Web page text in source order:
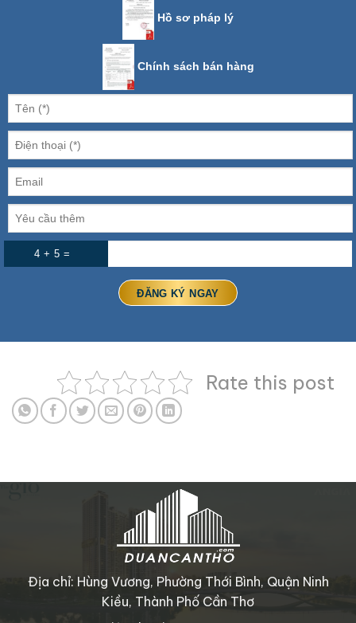
Hồ sơ pháp lý
Chính sách bán hàng
4 + 5 =
Rate this post
Địa chỉ: Hùng Vương, Phường Thới Bình, Quận Ninh
Kiều, Thành Phố Cần Thơ